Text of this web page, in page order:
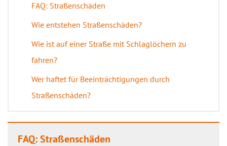
FAQ: Straßenschäden
Wie entstehen Straßenschäden?
Wie ist auf einer Straße mit Schlaglöchern zu
fahren?
Wer haftet für Beeinträchtigungen durch
Straßenschäden?
FAQ: Straßenschäden